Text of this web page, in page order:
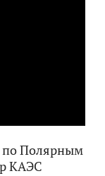
по Полярным
КАЭС